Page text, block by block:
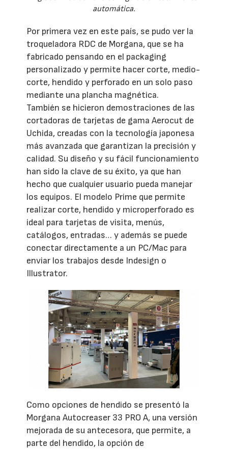
automática.
Por primera vez en este país, se pudo ver la
troqueladora RDC de Morgana, que se ha
fabricado pensando en el packaging
personalizado y permite hacer corte, medio-
corte, hendido y perforado en un solo paso
mediante una plancha magnética.
También se hicieron demostraciones de las
cortadoras de tarjetas de gama Aerocut de
Uchida, creadas con la tecnología japonesa
más avanzada que garantizan la precisión y
calidad. Su diseño y su fácil funcionamiento
han sido la clave de su éxito, ya que han
hecho que cualquier usuario pueda manejar
los equipos. El modelo Prime que permite
realizar corte, hendido y microperforado es
ideal para tarjetas de visita, menús,
catálogos, entradas… y además se puede
conectar directamente a un PC/Mac para
enviar los trabajos desde Indesign o
Illustrator.
Como opciones de hendido se presentó la
Morgana Autocreaser 33 PRO A, una versión
mejorada de su antecesora, que permite, a
parte del hendido, la opción de